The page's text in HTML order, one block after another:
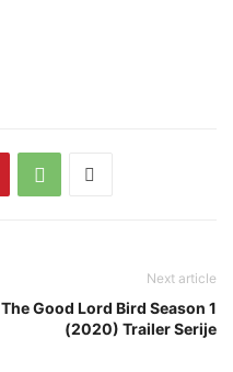
Next article
The Good Lord Bird Season 1
(2020) Trailer Serije